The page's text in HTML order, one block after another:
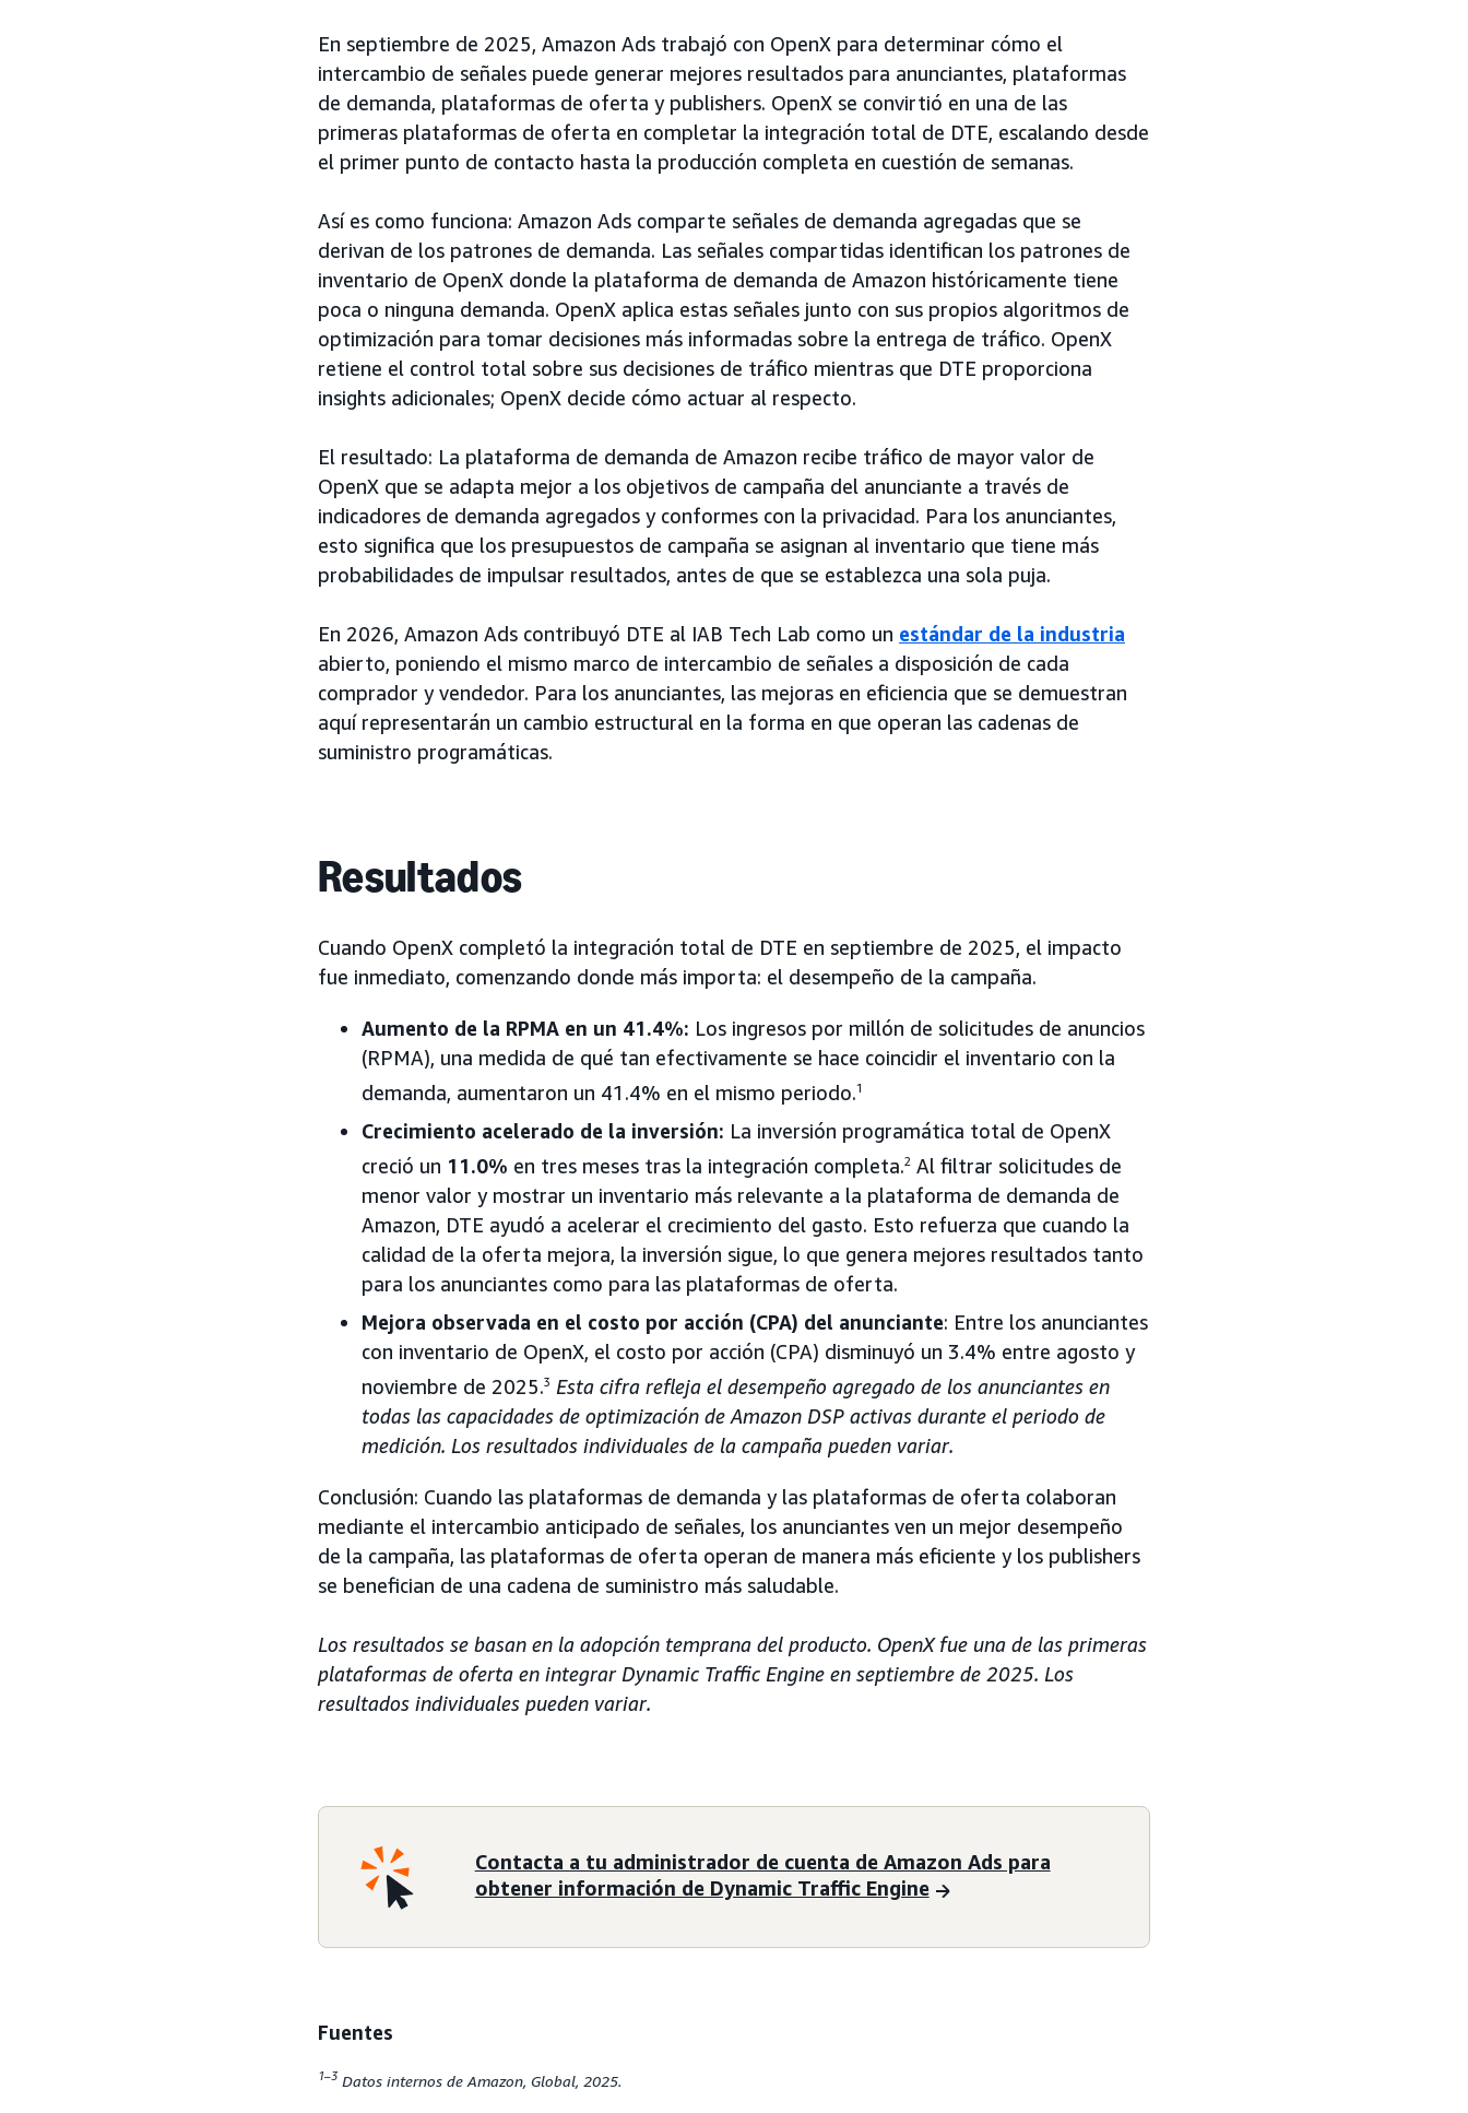
En septiembre de 2025, Amazon Ads trabajó con OpenX para determinar cómo el
intercambio de señales puede generar mejores resultados para anunciantes, plataformas
de demanda, plataformas de oferta y publishers. OpenX se convirtió en una de las
primeras plataformas de oferta en completar la integración total de DTE, escalando desde
el primer punto de contacto hasta la producción completa en cuestión de semanas.
Así es como funciona: Amazon Ads comparte señales de demanda agregadas que se
derivan de los patrones de demanda. Las señales compartidas identifican los patrones de
inventario de OpenX donde la plataforma de demanda de Amazon históricamente tiene
poca o ninguna demanda. OpenX aplica estas señales junto con sus propios algoritmos de
optimización para tomar decisiones más informadas sobre la entrega de tráfico. OpenX
retiene el control total sobre sus decisiones de tráfico mientras que DTE proporciona
insights adicionales; OpenX decide cómo actuar al respecto.
El resultado: La plataforma de demanda de Amazon recibe tráfico de mayor valor de
OpenX que se adapta mejor a los objetivos de campaña del anunciante a través de
indicadores de demanda agregados y conformes con la privacidad. Para los anunciantes,
esto significa que los presupuestos de campaña se asignan al inventario que tiene más
probabilidades de impulsar resultados, antes de que se establezca una sola puja.
En 2026, Amazon Ads contribuyó DTE al IAB Tech Lab como un estándar de la industria
abierto, poniendo el mismo marco de intercambio de señales a disposición de cada
comprador y vendedor. Para los anunciantes, las mejoras en eficiencia que se demuestran
aquí representarán un cambio estructural en la forma en que operan las cadenas de
suministro programáticas.
Resultados
Cuando OpenX completó la integración total de DTE en septiembre de 2025, el impacto
fue inmediato, comenzando donde más importa: el desempeño de la campaña.
Aumento de la RPMA en un 41.4%: Los ingresos por millón de solicitudes de anuncios
(RPMA), una medida de qué tan efectivamente se hace coincidir el inventario con la
demanda, aumentaron un 41.4% en el mismo periodo.1
Crecimiento acelerado de la inversión: La inversión programática total de OpenX
creció un 11.0% en tres meses tras la integración completa.2 Al filtrar solicitudes de
menor valor y mostrar un inventario más relevante a la plataforma de demanda de
Amazon, DTE ayudó a acelerar el crecimiento del gasto. Esto refuerza que cuando la
calidad de la oferta mejora, la inversión sigue, lo que genera mejores resultados tanto
para los anunciantes como para las plataformas de oferta.
Mejora observada en el costo por acción (CPA) del anunciante: Entre los anunciantes
con inventario de OpenX, el costo por acción (CPA) disminuyó un 3.4% entre agosto y
noviembre de 2025.3 Esta cifra refleja el desempeño agregado de los anunciantes en
todas las capacidades de optimización de Amazon DSP activas durante el periodo de
medición. Los resultados individuales de la campaña pueden variar.
Conclusión: Cuando las plataformas de demanda y las plataformas de oferta colaboran
mediante el intercambio anticipado de señales, los anunciantes ven un mejor desempeño
de la campaña, las plataformas de oferta operan de manera más eficiente y los publishers
se benefician de una cadena de suministro más saludable.
Los resultados se basan en la adopción temprana del producto. OpenX fue una de las primeras
plataformas de oferta en integrar Dynamic Traffic Engine en septiembre de 2025. Los
resultados individuales pueden variar.
Contacta a tu administrador de cuenta de Amazon Ads para
obtener información de Dynamic Traffic Engine
Fuentes
1–3 Datos internos de Amazon, Global, 2025.